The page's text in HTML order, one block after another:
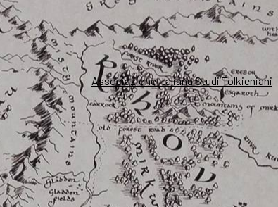
Associazione Italiana Studi Tolkieniani